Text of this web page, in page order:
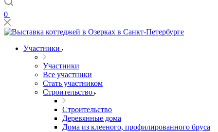
0
Участники
Участники
Все участники
Стать участником
Строительство
Строительство
Деревянные дома
Дома из клееного, профилированного бруса